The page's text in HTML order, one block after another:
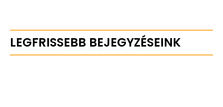
LEGFRISSEBB BEJEGYZÉSEINK